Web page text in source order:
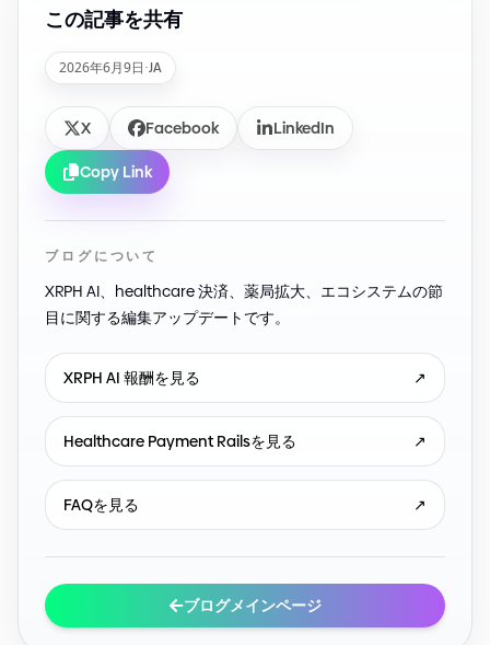
この記事を共有
2026年6月9日·JA
X Facebook
LinkedIn
Copy Link
ブログについて
XRPH AI、healthcare 決済、薬局拡大、エコシステムの節
目に関する編集アップデートです。
XRPH AI 報酬を見る ↗
Healthcare Payment Railsを見る ↗
FAQを見る ↗
ブログメインページ